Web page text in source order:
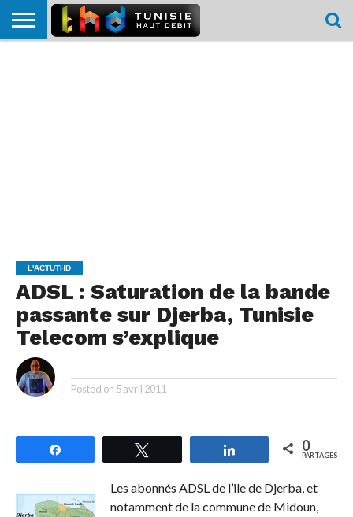
L'ACTUTHD
ADSL : Saturation de la bande
passante sur Djerba, Tunisie
Telecom s’explique
Posted on 5 avril 2011
Partagez 0
PARTAGES
Les abonnés ADSL de l’ile de Djerba, et
notamment de la commune de Midoun,